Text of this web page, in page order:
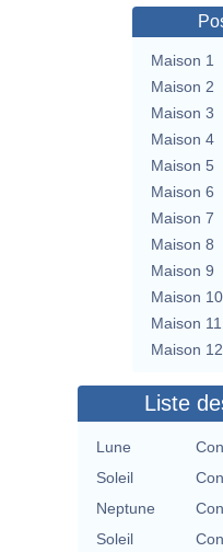
Maison 1
Maison 2
Maison 3
Maison 4
Maison 5
Maison 6
Maison 7
Maison 8
Maison 9
Maison 10
Maison 11
Maison 12
Liste
Lune
Soleil
Neptune
Soleil